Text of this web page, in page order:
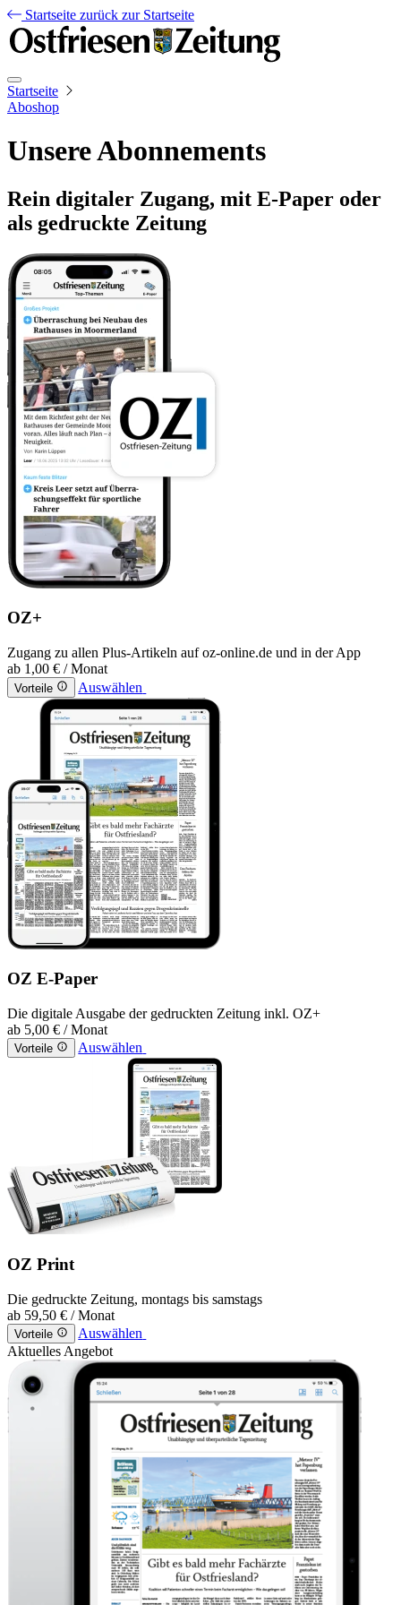
Startseite zurück zur Startseite
Startseite
Aboshop
Unsere Abonnements
Rein digitaler Zugang, mit E-Paper oder
als gedruckte Zeitung
OZ+
Zugang zu allen Plus-Artikeln auf oz-online.de und in der App
ab 1,00 € / Monat
Vorteile Auswählen
OZ E-Paper
Die digitale Ausgabe der gedruckten Zeitung inkl. OZ+
ab 5,00 € / Monat
Vorteile Auswählen
OZ Print
Die gedruckte Zeitung, montags bis samstags
ab 59,50 € / Monat
Vorteile
Auswählen
Aktuelles Angebot